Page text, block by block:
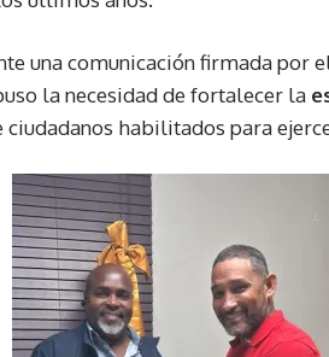
una comunicación firmada por
la necesidad de fortalecer la
habilitados para